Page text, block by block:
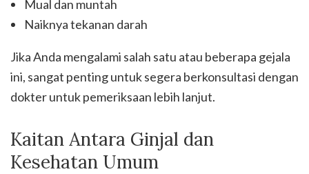
Mual dan muntah
Naiknya tekanan darah
Jika Anda mengalami salah satu atau beberapa gejala
ini, sangat penting untuk segera berkonsultasi dengan
dokter untuk pemeriksaan lebih lanjut.
Kaitan Antara Ginjal dan
Kesehatan Umum